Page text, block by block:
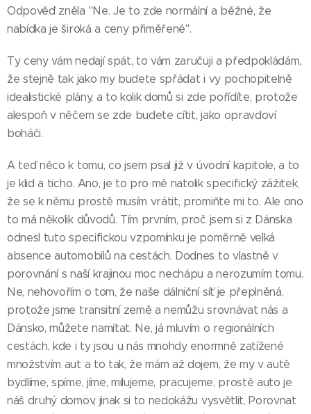
Odpověď zněla "Ne. Je to zde normální a běžné, že
nabídka je široká a ceny přiměřené".
Ty ceny vám nedají spát, to vám zaručuji a předpokládám,
že stejně tak jako my budete spřádat i vy pochopitelně
idealistické plány, a to kolik domů si zde pořídíte, protože
alespoň v něčem se zde budete cítit, jako opravdoví
boháči.
A teď něco k tomu, co jsem psal již v úvodní kapitole, a to
je klid a ticho. Ano, je to pro mě natolik specifický zážitek,
že se k němu prostě musím vrátit, promiňte mi to. Ale ono
to má několik důvodů. Tím prvním, proč jsem si z Dánska
odnesl tuto specifickou vzpomínku je poměrně velká
absence automobilů na cestách. Dodnes to vlastně v
porovnání s naší krajinou moc nechápu a nerozumím tomu.
Ne, nehovořím o tom, že naše dálniční síť je přeplněná,
protože jsme transitní země a nemůžu srovnávat nás a
Dánsko, můžete namítat. Ne, já mluvím o regionálních
cestách, kde i ty jsou u nás mnohdy enormně zatížené
množstvím aut a to tak, že mám až dojem, že my v autě
bydlíme, spíme, jíme, milujeme, pracujeme, prostě auto je
náš druhý domov, jinak si to nedokážu vysvětlit. Porovnat